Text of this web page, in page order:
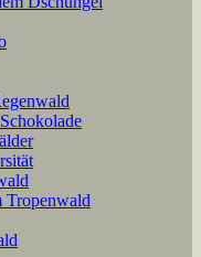
Tropenwald